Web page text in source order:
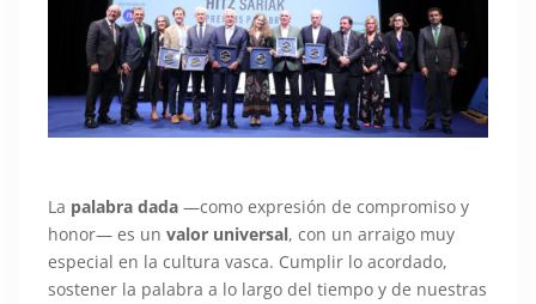
La palabra dada —como expresión de compromiso y
honor— es un valor universal, con un arraigo muy
especial en la cultura vasca. Cumplir lo acordado,
sostener la palabra a lo largo del tiempo y de nuestras